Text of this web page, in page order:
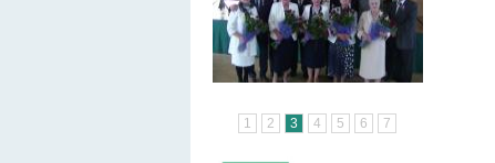
1 2 3 4 5 6 7